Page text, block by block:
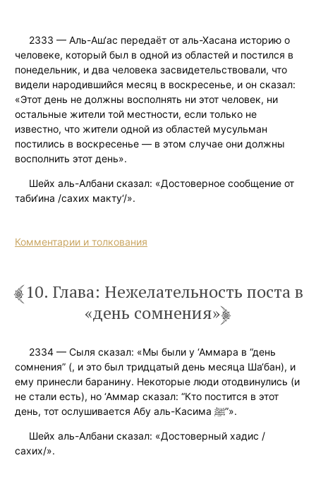
2333 — Аль-Аш‘ас передаёт от аль-Хасана историю о
человеке, который был в одной из областей и постился в
понедельник, и два человека засвидетельствовали, что
видели народившийся месяц в воскресенье, и он сказал:
«Этот день не должны восполнять ни этот человек, ни
остальные жители той местности, если только не
известно, что жители одной из областей мусульман
постились в воскресенье — в этом случае они должны
восполнить этот день».
Шейх аль-Албани сказал: «Достоверное сообщение от
таби‘ина /сахих макту‘/».
Комментарии и толкования
10. Глава: Нежелательность поста в
«день сомнения»
2334 — Сыля сказал: «Мы были у ‘Аммара в “день
сомнения” (, и это был тридцатый день месяца Ша‘бан), и
ему принесли баранину. Некоторые люди отодвинулись (и
не стали есть), но ‘Аммар сказал: “Кто постится в этот
день, тот ослушивается Абу аль-Касима ﷺ”».
Шейх аль-Албани сказал: «Достоверный хадис /
сахих/».